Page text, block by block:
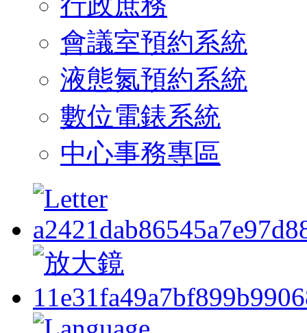
會議室預約系統
液態氮預約系統
數位電錶系統
中心事務專區